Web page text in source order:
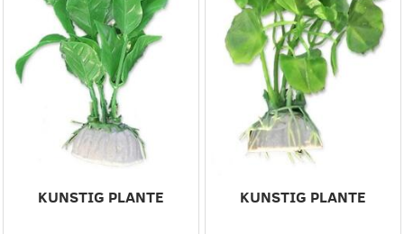
KUNSTIG PLANTE KUNSTIG PLANTE